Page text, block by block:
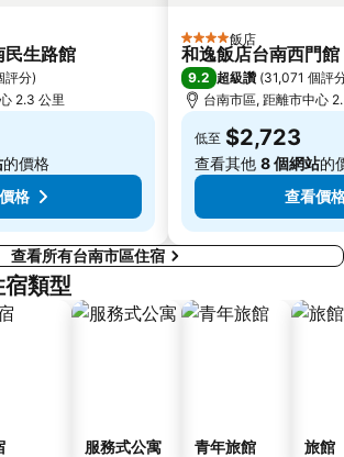
心
梅嶺風景區
茂林國家風景區
民生路館
評分)
2.3 公里
的價格
格
4 星級 飯店
和逸飯店台南西門館
9.2 超級讚 (31,071 個評
台南市區, 距離市中心
低至 $2,723
查看其他 8 個網站的
查看價
查看所有台南市區住宿
類型
服務式公寓 青年旅館 旅館